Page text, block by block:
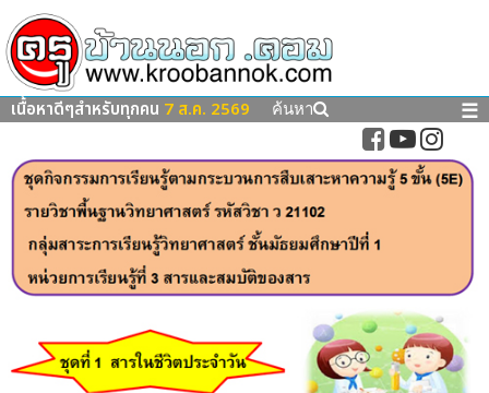
เนื้อหาดีๆสำหรับทุกคน 7 ส.ค. 2569 ค้นหา ☰